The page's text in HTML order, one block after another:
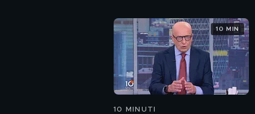
10 MINUTI
10 MIN